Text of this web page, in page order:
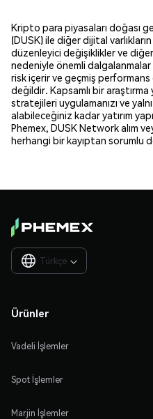
Kripto para piyasaları doğası
(DUSK) ile diğer dijital
düzenleyici değişiklikler ve
nedeniyle önemli
risk içerir ve geçmiş
değildir. Kapsamlı bir araştırma
stratejileri uygulamanızı ve
alabileceğiniz kadar yatırım
Phemex, DUSK Network alım
herhangi bir kayıptan sorumlu
Türkçe 
Ürünler
Vadeli İşlemler
Spot İşlemler
Marjin İşlemler